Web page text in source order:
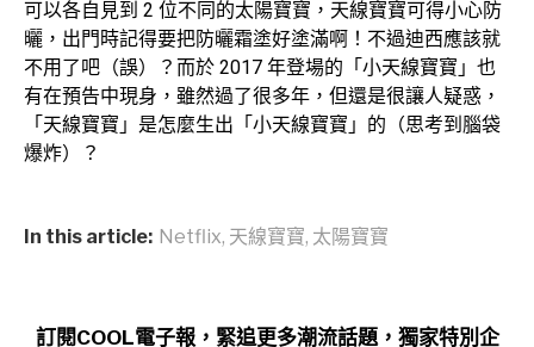
可以各自見到 2 位不同的太陽寶寶，天線寶寶可得小心防
曬，出門時記得要把防曬霜塗好塗滿啊！不過迪西應該就
不用了吧（誤）？而於 2017 年登場的「小天線寶寶」也
有在預告中現身，雖然過了很多年，但還是很讓人疑惑，
「天線寶寶」是怎麼生出「小天線寶寶」的（思考到腦袋
爆炸）？
In this article: Netflix, 天線寶寶, 太陽寶寶
訂閱COOL電子報，緊追更多潮流話題，獨家特別企